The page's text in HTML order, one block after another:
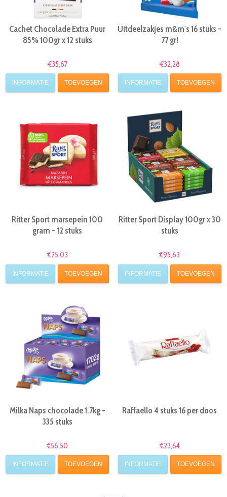
Cachet Chocolade Extra Puur
85% 100gr x 12 stuks
€35,67
INFORMATIE TOEVOEGEN
Uitdeelzakjes m&m's 16 stuks -
77 gr!
€32,28
INFORMATIE TOEVOEGEN
Ritter Sport marsepein 100
gram - 12 stuks
€25,03
INFORMATIE TOEVOEGEN
Ritter Sport Display 100gr x 30
stuks
€95,63
INFORMATIE TOEVOEGEN
Milka Naps chocolade 1.7kg -
335 stuks
€56,50
INFORMATIE TOEVOEGEN
Raffaello 4 stuks 16 per doos
€23,64
INFORMATIE TOEVOEGEN